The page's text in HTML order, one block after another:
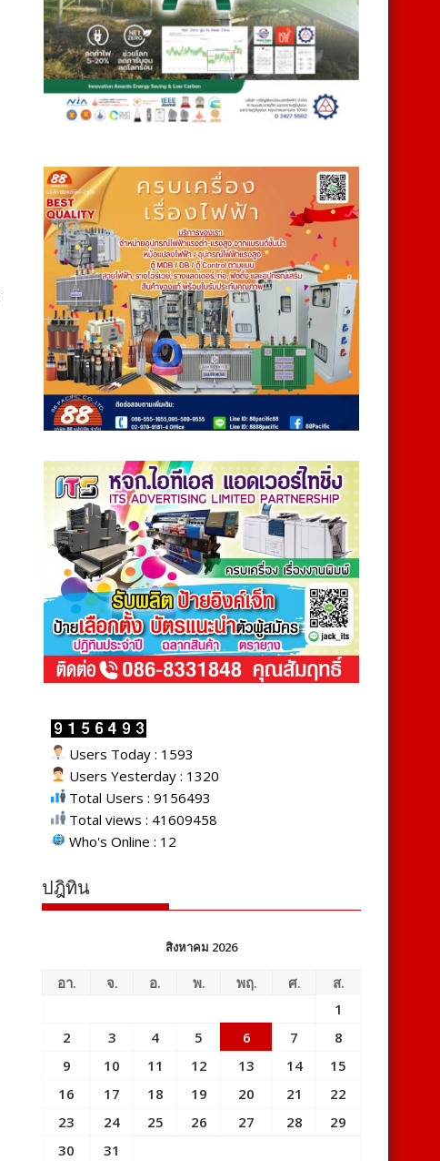
Users Today : 1593
Users Yesterday : 1320
Total Users : 9156493
Total views : 41609458
Who's Online : 12
ปฎิทิน
สิงหาคม 2026
อา. จ. อ. พ. พฤ. ศ.
ส.
1
2
3 4 5 6 7
8
9
10 11 12 13 14
15
16
17 18 19 20 21
22
23
24 25 26 27 28
29
30
31